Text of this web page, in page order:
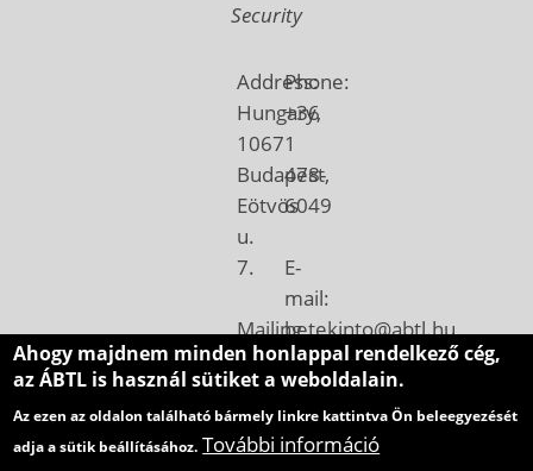
Security
Address:
Hungary,
1067
Budapest,
Eötvös
u.
7.
Mailing
address:
Hungary,
1410
Budapest,
Phone:
+36
1
478-
6049
E-
mail:
betekinto@abtl.hu
Ahogy majdnem minden honlappal rendelkező cég,
az ÁBTL is használ sütiket a weboldalain.
Az ezen az oldalon található bármely linkre kattintva Ön beleegyezését
adja a sütik beállításához. További információ